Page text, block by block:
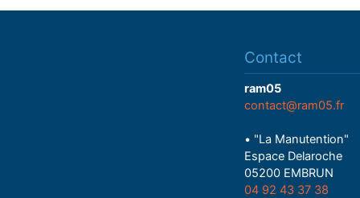
Contact
ram05
contact@ram05.fr
• "La Manutention"
Espace Delaroche
05200 EMBRUN
04 92 43 37 38